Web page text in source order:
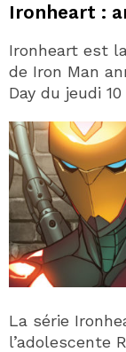
Ironheart :
Ironheart est
de Iron Man
Day du jeudi
La série
l’adolescente